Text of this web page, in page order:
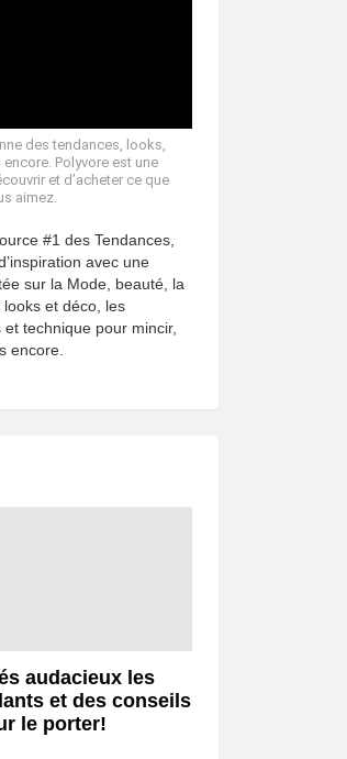
des tendances, looks,
Polyvore est une
et d’acheter ce que
aimez.
#1 des Tendances,
avec une
sur la Mode, beauté, la
et déco, les
technique pour mincir,
encore.
audacieux les
et des conseils
le porter!